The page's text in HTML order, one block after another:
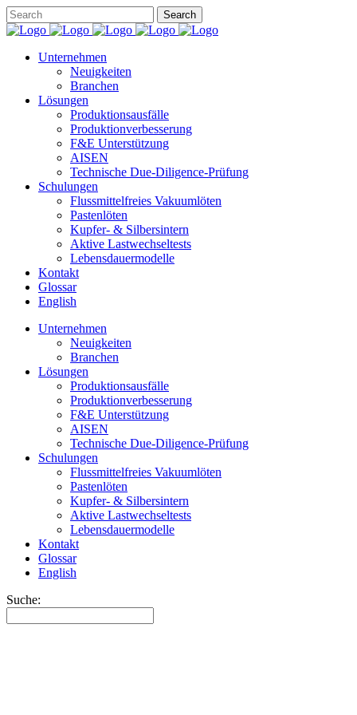
Unternehmen
Neuigkeiten
Branchen
Lösungen
Produktionsausfälle
Produktionverbesserung
F&E Unterstützung
AISEN
Technische Due-Diligence-Prüfung
Schulungen
Flussmittelfreies Vakuumlöten
Pastenlöten
Kupfer- & Silbersintern
Aktive Lastwechseltests
Lebensdauermodelle
Kontakt
Glossar
English
Unternehmen
Neuigkeiten
Branchen
Lösungen
Produktionsausfälle
Produktionverbesserung
F&E Unterstützung
AISEN
Technische Due-Diligence-Prüfung
Schulungen
Flussmittelfreies Vakuumlöten
Pastenlöten
Kupfer- & Silbersintern
Aktive Lastwechseltests
Lebensdauermodelle
Kontakt
Glossar
English
Suche: